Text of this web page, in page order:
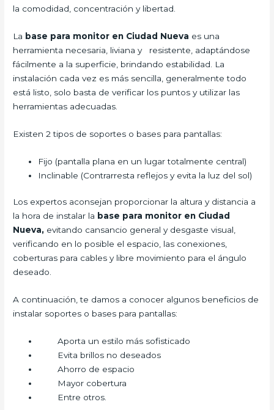
la comodidad, concentración y libertad.
La base para monitor en Ciudad Nueva es una
herramienta necesaria, liviana y resistente, adaptándose
fácilmente a la superficie, brindando estabilidad. La
instalación cada vez es más sencilla, generalmente todo
está listo, solo basta de verificar los puntos y utilizar las
herramientas adecuadas.
Existen 2 tipos de soportes o bases para pantallas:
Fijo (pantalla plana en un lugar totalmente central)
Inclinable (Contrarresta reflejos y evita la luz del sol)
Los expertos aconsejan proporcionar la altura y distancia a
la hora de instalar la base para monitor en Ciudad
Nueva, evitando cansancio general y desgaste visual,
verificando en lo posible el espacio, las conexiones,
coberturas para cables y libre movimiento para el ángulo
deseado.
A continuación, te damos a conocer algunos beneficios de
instalar soportes o bases para pantallas:
Aporta un estilo más sofisticado
Evita brillos no deseados
Ahorro de espacio
Mayor cobertura
Entre otros.